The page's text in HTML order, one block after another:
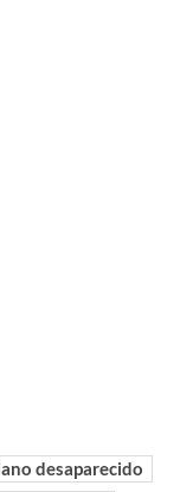
desaparecido